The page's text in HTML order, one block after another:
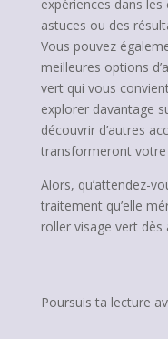
expériences dans
astuces ou des
Vous pouvez
meilleures options
vert qui vous
explorer davantage
découvrir d’autres
transformeront votre
Alors, qu’attendez-
traitement qu’elle
roller visage vert dès
Poursuis ta lecture